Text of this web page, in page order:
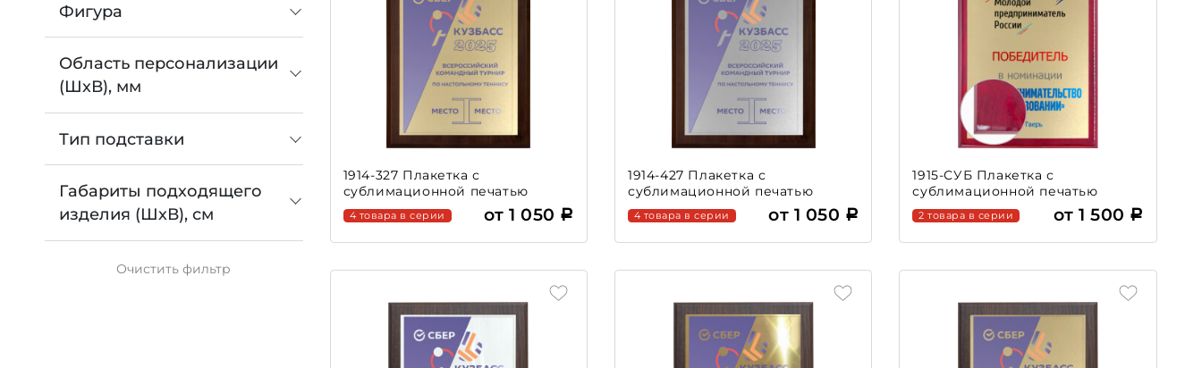
Фигура
Область персонализации
(ШхВ), мм
Тип подставки
Габариты подходящего
изделия (ШхВ), см
Очиститьфильтр
1914-327 Плакетка с
сублимационной печатью
4 товара в серии от 1 050
1914-427 Плакетка с
сублимационной печатью
4 товара в серии от 1 050
1915-СУБ Плакетка с
сублимационной печатью
2 товара в серии от 1 500